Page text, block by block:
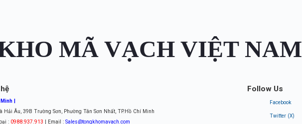
MÃ VẠCH VIỆT NAM
|
Hải Âu, 39B Trường Sơn, Phường Tân Sơn Nhất, TP.Hồ Chí Minh
: 0988.937.913 | Email : Sales@tongkhomavach.com
Follow Us
Facebook
Twitter (X)